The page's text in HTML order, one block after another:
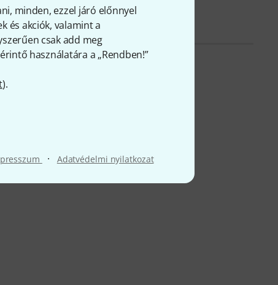
minden, ezzel járó előnnyel
és akciók, valamint a
csak add meg
használatára a „Rendben!”
).
· Adatvédelmi nyilatkozat